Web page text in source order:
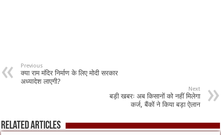
Previous
क्या राम मंदिर निर्माण के लिए मोदी सरकार
अध्यादेश लाएगी?
Next
बड़ी खबरः अब किसानों को नहीं मिलेगा
कर्ज, बैंकों ने किया बड़ा ऐलान
Related Articles